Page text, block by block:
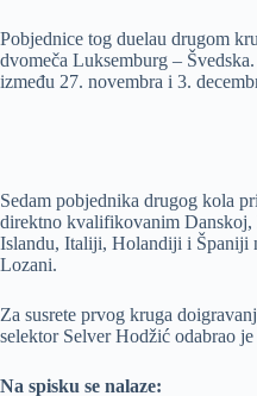
Pobjednice tog duelau drugom
dvomeča Luksemburg –
između 27. novembra i 3.
Sedam pobjednika drugog kola
direktno kvalifikovanim
Islandu, Italiji, Holandiji i Španiji
Lozani.
Za susrete prvog kruga
selektor Selver Hodžić odabrao
Na spisku se nalaze: